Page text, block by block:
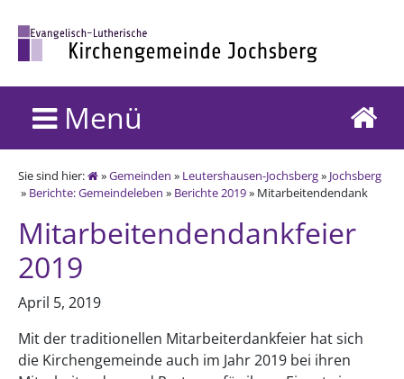
Menü
Sie sind hier: »Gemeinden » Leutershausen-Jochsberg» Jochsberg
» Berichte: Gemeindeleben » Berichte 2019» Mitarbeitendendank
Mitarbeitendendankfeier
2019
April 5, 2019
Mit der traditionellen Mitarbeiterdankfeier hat sich
die Kirchengemeinde auch im Jahr 2019 bei ihren